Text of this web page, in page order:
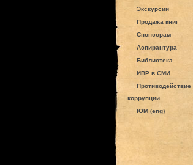
Экскурсии
Продажа книг
Спонсорам
Аспирантура
Библиотека
ИВР в СМИ
Противодействие
коррупции
IOM (eng)